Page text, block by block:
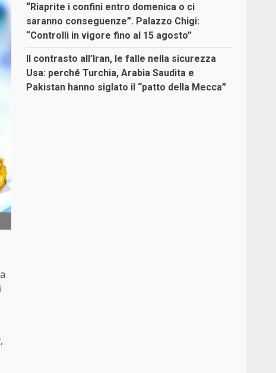
,
“Riaprite i confini entro domenica o ci
saranno conseguenze”. Palazzo Chigi:
“Controlli in vigore fino al 15 agosto”
Il contrasto all’Iran, le falle nella sicurezza
Usa: perché Turchia, Arabia Saudita e
Pakistan hanno siglato il “patto della Mecca”